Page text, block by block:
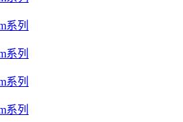
系列
系列
系列
系列